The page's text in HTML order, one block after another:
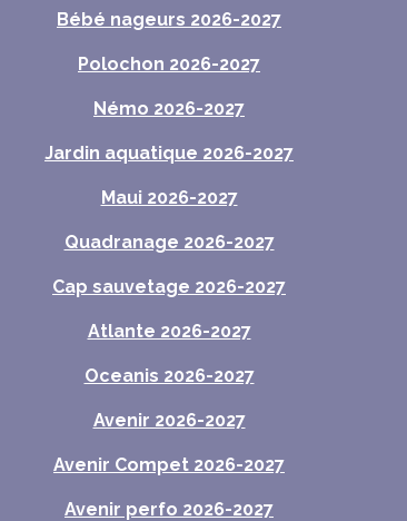
Bébé nageurs 2026-2027
Polochon 2026-2027
Némo 2026-2027
Jardin aquatique 2026-2027
Maui 2026-2027
Quadranage 2026-2027
Cap sauvetage 2026-2027
Atlante 2026-2027
Oceanis 2026-2027
Avenir 2026-2027
Avenir Compet 2026-2027
Avenir perfo 2026-2027